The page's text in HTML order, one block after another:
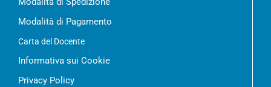
Modalità di Pagamento
Carta del Docente
Informativa sui Cookie
Privacy Policy